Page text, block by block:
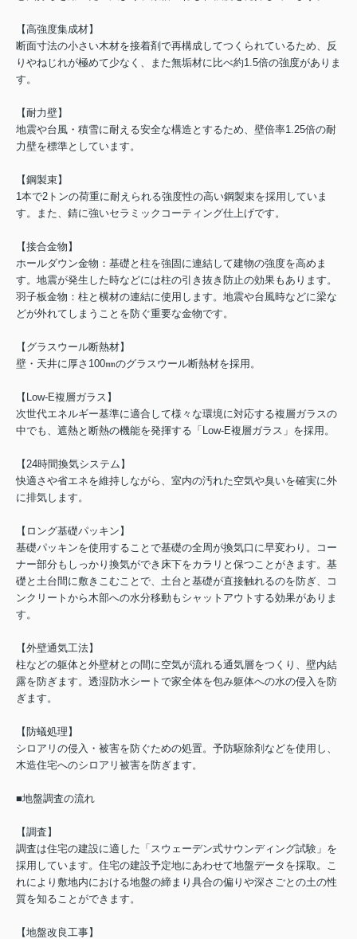
【高強度集成材】
断面寸法の小さい木材を接着剤で再構成してつくられているため、反
りやねじれが極めて少なく、また無垢材に比べ約1.5倍の強度がありま
す。
【耐力壁】
地震や台風・積雪に耐える安全な構造とするため、壁倍率1.25倍の耐
力壁を標準としています。
【鋼製束】
1本で2トンの荷重に耐えられる強度性の高い鋼製束を採用していま
す。また、錆に強いセラミックコーティング仕上げです。
【接合金物】
ホールダウン金物：基礎と柱を強固に連結して建物の強度を高めま
す。地震が発生した時などには柱の引き抜き防止の効果もあります。
羽子板金物：柱と横材の連結に使用します。地震や台風時などに梁な
どが外れてしまうことを防ぐ重要な金物です。
【グラスウール断熱材】
壁・天井に厚さ100㎜のグラスウール断熱材を採用。
【Low-E複層ガラス】
次世代エネルギー基準に適合して様々な環境に対応する複層ガラスの
中でも、遮熱と断熱の機能を発揮する「Low-E複層ガラス」を採用。
【24時間換気システム】
快適さや省エネを維持しながら、室内の汚れた空気や臭いを確実に外
に排気します。
【ロング基礎パッキン】
基礎パッキンを使用することで基礎の全周が換気口に早変わり。コー
ナー部分もしっかり換気ができ床下をカラリと保つことがきます。基
礎と土台間に敷きこむことで、土台と基礎が直接触れるのを防ぎ、コ
ンクリートから木部への水分移動もシャットアウトする効果がありま
す。
【外壁通気工法】
柱などの躯体と外壁材との間に空気が流れる通気層をつくり、壁内結
露を防ぎます。透湿防水シートで家全体を包み躯体への水の侵入を防
ぎます。
【防蟻処理】
シロアリの侵入・被害を防ぐための処置。予防駆除剤などを使用し、
木造住宅へのシロアリ被害を防ぎます。
■地盤調査の流れ
【調査】
調査は住宅の建設に適した「スウェーデン式サウンディング試験」を
採用しています。住宅の建設予定地にあわせて地盤データを採取。こ
れにより敷地内における地盤の締まり具合の偏りや深さごとの土の性
質を知ることができます。
【地盤改良工事】